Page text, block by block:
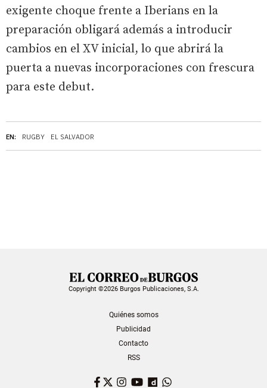
EN: RUGBY EL SALVADOR
exigente choque frente a Iberians en la
preparación obligará además a introducir
cambios en el XV inicial, lo que abrirá la
puerta a nuevas incorporaciones con frescura
para este debut.
Copyright ©2026 Burgos Publicaciones, S.A.
Quiénes somos
Publicidad
Contacto
RSS
Facebook
TwitterInstagram
YouTubeDailymotion